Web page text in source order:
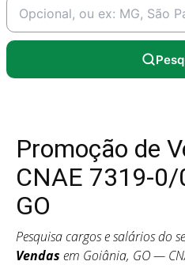
Promoção de
CNAE 7319-
GO
Pesquisa cargos e salários do
Vendas em Goiânia, GO —